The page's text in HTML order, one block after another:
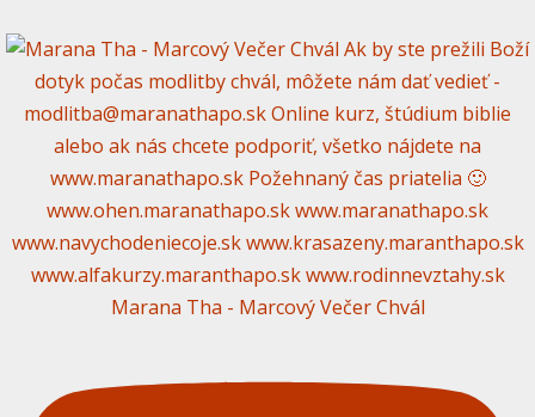
Marana Tha - Marcový Večer Chvál